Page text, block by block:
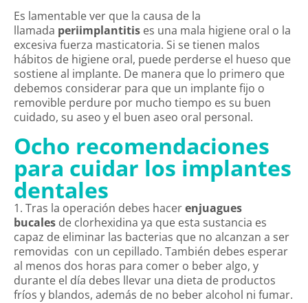
Es lamentable ver que la causa de la
llamada periimplantitis es una mala higiene oral o la
excesiva fuerza masticatoria. Si se tienen malos
hábitos de higiene oral, puede perderse el hueso que
sostiene al implante. De manera que lo primero que
debemos considerar para que un implante fijo o
removible perdure por mucho tiempo es su buen
cuidado, su aseo y el buen aseo oral personal.
Ocho recomendaciones
para cuidar los implantes
dentales
1. Tras la operación debes hacerenjuagues
bucales de clorhexidina ya que esta sustancia es
capaz de eliminar las bacterias que no alcanzan a ser
removidas con un cepillado. También debes esperar
al menos dos horas para comer o beber algo, y
durante el día debes llevar una dieta de productos
fríos y blandos, además de no beber alcohol ni fumar.